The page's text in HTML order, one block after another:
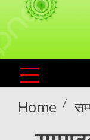
KNLS
India`s
Home